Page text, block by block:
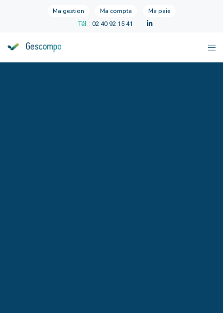
Ma gestion Ma compta Ma paie
Tél. : 02 40 92 15 41